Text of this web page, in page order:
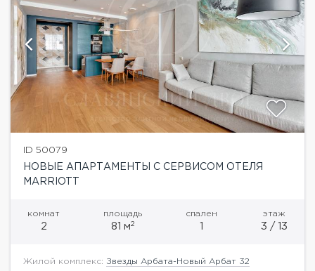
ID 50079
НОВЫЕ АПАРТАМЕНТЫ С СЕРВИСОМ ОТЕЛЯ
MARRIOTT
комнат
2
площадь
81 м2
спален
1
этаж
3 / 13
Жилой комплекс: Звезды Арбата-Новый Арбат 32